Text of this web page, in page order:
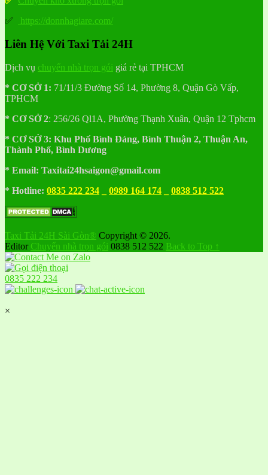
✅
https://donnhagiare.com/
Liên Hệ Với Taxi Tải 24H
Dịch vụ chuyển nhà trọn gói giá rẻ tại TPHCM
* CƠ SỞ 1: 71/11/3 Đường Số 14, Phường 8, Quận Gò Vấp,
TPHCM
* CƠ SỞ 2: 256/26 Ql1A, Phường Thạnh Xuân, Quận 12 Tphcm
* CƠ SỞ 3: Khu Phố Bình Đáng, Bình Thuận 2, Thuận An,
Thành Phố, Bình Dương
* Email: Taxitai24hsaigon@gmail.com
* Hotline: 0835 222 234 0989 164 174 0838 512 522
Taxi Tải 24H Sài Gòn® Copyright © 2026.
Editor Chuyển nhà trọn gói 0838 512 522 Back to Top ↑
0835 222 234
×